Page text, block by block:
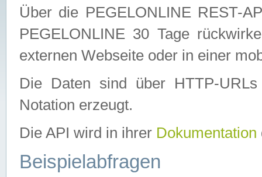
Über die PEGELONLINE REST-
PEGELONLINE 30 Tage
externen Webseite oder in einer
Die Daten sind über HTTP-
Notation erzeugt.
Die API wird in ihrer Dokumentation
Beispielabfragen